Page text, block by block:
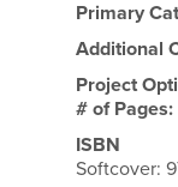
Primary
Additional
Project
# of Pages:
ISBN
Softcover: